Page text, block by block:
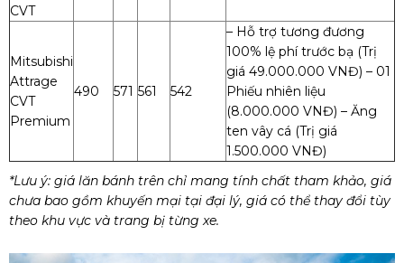
CVT
Mitsubishi
Attrage
CVT
Premium
490 571 561 542
– Hỗ trợ tương đương
100% lệ phí trước bạ (Trị
giá 49.000.000 VNĐ) – 01
Phiếu nhiên liệu
(8.000.000 VNĐ) – Ăng
ten vây cá (Trị giá
1.500.000 VNĐ)
*Lưu ý: giá lăn bánh trên chỉ mang tính chất tham khảo, giá
chưa bao gồm khuyến mại tại đại lý, giá có thể thay đổi tùy
theo khu vực và trang bị từng xe.